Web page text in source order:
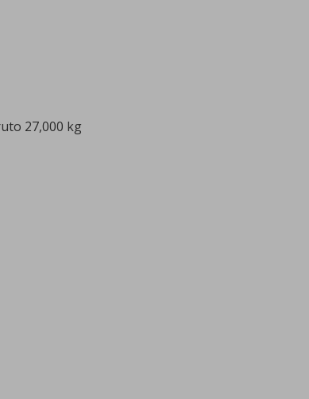
27,000 kg